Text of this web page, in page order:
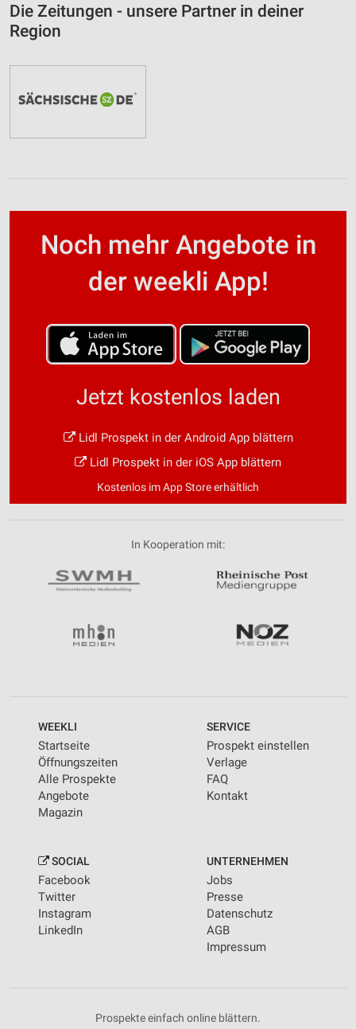
Die Zeitungen - unsere Partner in deiner
Region
Noch mehr Angebote in
der weekli App!
Jetzt kostenlos laden
Lidl Prospekt in der Android App blättern
Lidl Prospekt in der iOS App blättern
Kostenlos im App Store erhältlich
In Kooperation mit:
WEEKLI
Startseite
Öffnungszeiten
Alle Prospekte
Angebote
Magazin
SERVICE
Prospekt einstellen
Verlage
FAQ
Kontakt
SOCIAL
Facebook
Twitter
Instagram
LinkedIn
UNTERNEHMEN
Jobs
Presse
Datenschutz
AGB
Impressum
Prospekte einfach online blättern.